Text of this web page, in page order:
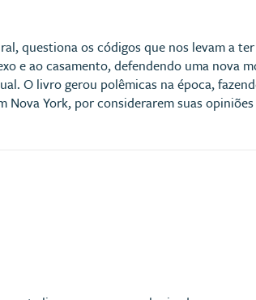
questiona os códigos que nos levam a
e ao casamento, defendendo uma nova
O livro gerou polêmicas na época,
Nova York, por considerarem suas